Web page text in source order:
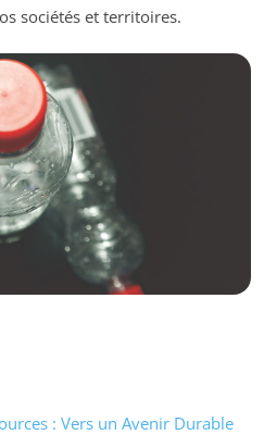
sociétés et territoires.
: Vers un Avenir Durable